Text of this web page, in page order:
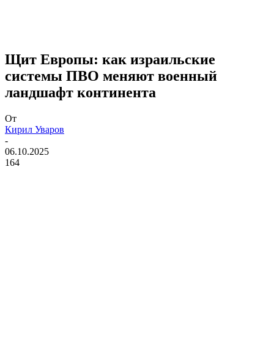
Щит Европы: как израильские
системы ПВО меняют военный
ландшафт континента
От
Кирил Уваров
-
06.10.2025
164